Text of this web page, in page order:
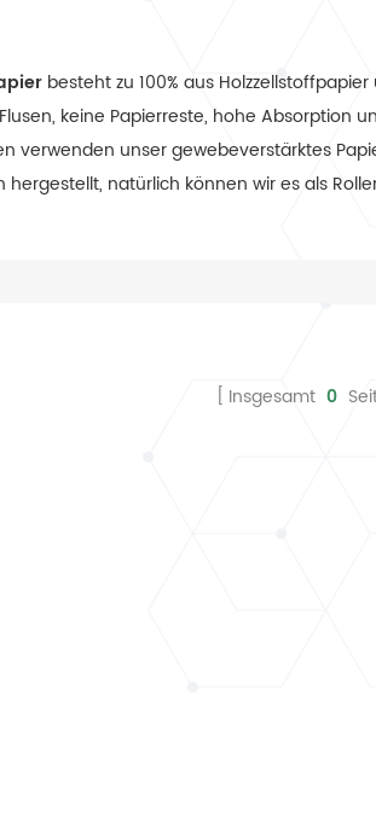
besteht zu 100% aus
keine Papierreste, hohe Absorption
verwenden unser gewebeverstärktes
hergestellt, natürlich können wir es als
Insgesamt 0